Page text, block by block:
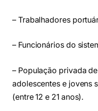
– Trabalhadores
– Funcionários do
– População privada
adolescentes e jovens
(entre 12 e 21 anos).